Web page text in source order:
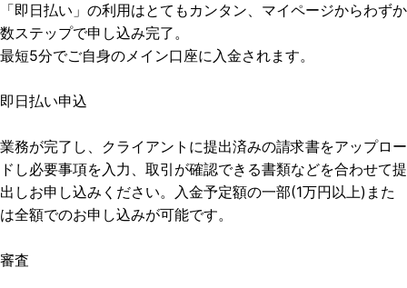
「即日払い」の利用はとてもカンタン、マイページからわずか
数ステップで申し込み完了。
最短5分でご自身のメイン口座に入金されます。
即日払い申込
業務が完了し、クライアントに提出済みの請求書をアップロー
ドし必要事項を入力、取引が確認できる書類などを合わせて提
出しお申し込みください。入金予定額の一部(1万円以上)また
は全額でのお申し込みが可能です。
審査